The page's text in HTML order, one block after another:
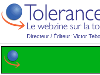
Directeur / Éditeur: Victor